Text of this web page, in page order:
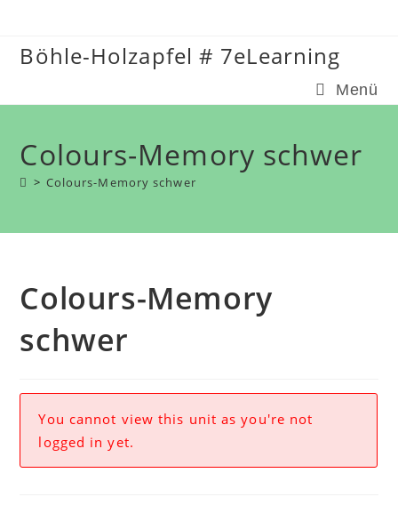
springen
Böhle-Holzapfel # 7eLearning
Menü
Colours-Memory schwer
> Colours-Memory schwer
Colours-Memory
schwer
You cannot view this unit as you're not
logged in yet.